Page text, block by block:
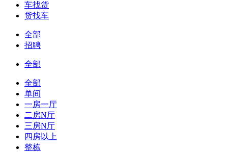
车找货
货找车
全部
招聘
全部
全部
单间
一房一厅
二房N厅
三房N厅
四房以上
整栋